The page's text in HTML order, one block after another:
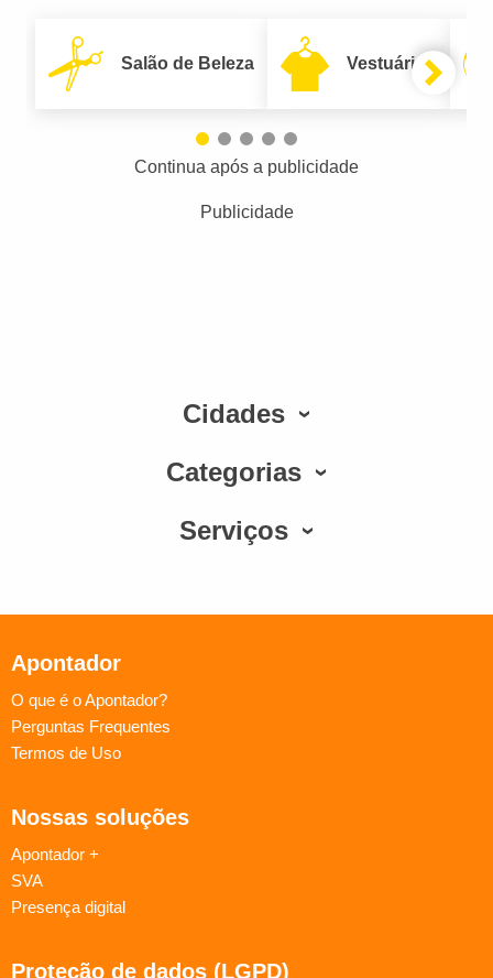
Salão de Beleza Vestuário
Continua após a publicidade
Publicidade
Cidades
Categorias
Serviços
Apontador
O que é o Apontador?
Perguntas Frequentes
Termos de Uso
Nossas soluções
Apontador +
SVA
Presença digital
Proteção de dados (LGPD)